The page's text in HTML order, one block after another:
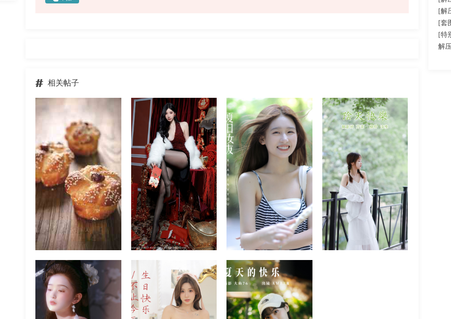
[解
[套
[特
解
相关帖子
等待-
精选图 2021-11-04
祥》
精选图 2023-03-02 精选图 2023-04-13 精选图 2023-04-13
瑞秋的快乐人生《白月
光》
冯丽林Lynn_丘丘《生日
快乐不止今天》
大鱼76_AMBER《夏天的
快乐》